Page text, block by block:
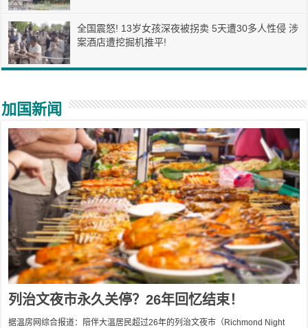
全国震怒! 13岁女孩深夜被拐卖 5天遭30多人性侵 涉
案酒店遭挖掘机推平!
加国新闻
列治文夜市永久关停？26年回忆结束！
据温房网综合报道：陪伴大温居民超过26年的列治文夜市（Richmond Night